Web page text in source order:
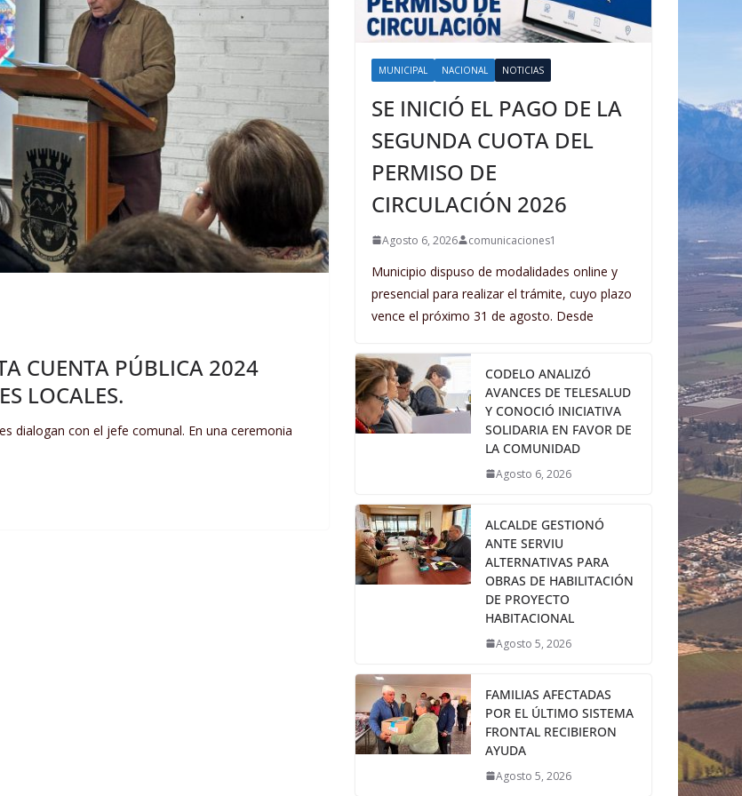
CUENTA PÚBLICA 2024
LOCALES.
dialogan con el jefe comunal. En una ceremonia
MUNICIPAL NACIONAL NOTICIAS
SE INICIÓ EL PAGO DE LA
SEGUNDA CUOTA DEL
PERMISO DE
CIRCULACIÓN 2026
Agosto 6, 2026 comunicaciones1
Municipio dispuso de modalidades online y
presencial para realizar el trámite, cuyo plazo
vence el próximo 31 de agosto. Desde
CODELO ANALIZÓ
AVANCES DE TELESALUD
Y CONOCIÓ INICIATIVA
SOLIDARIA EN FAVOR DE
LA COMUNIDAD
Agosto 6, 2026
ALCALDE GESTIONÓ
ANTE SERVIU
ALTERNATIVAS PARA
OBRAS DE HABILITACIÓN
DE PROYECTO
HABITACIONAL
Agosto 5, 2026
FAMILIAS AFECTADAS
POR EL ÚLTIMO SISTEMA
FRONTAL RECIBIERON
AYUDA
Agosto 5, 2026